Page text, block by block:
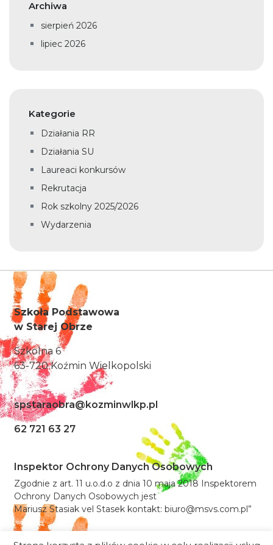
Archiwa
sierpień 2026
lipiec 2026
Kategorie
Działania RR
Działania SU
Laureaci konkursów
Rekrutacja
Rok szkolny 2025/2026
Wydarzenia
Szkoła Podstawowa
w Starej Obrze
Szkolna 6
63-720 Koźmin Wielkopolski
spstaraobra@kozminwlkp.pl
62 721 63 27
Inspektor Ochrony Danych Osobowych
Zgodnie z art. 11 u.o.d.o z dnia 10 maja 2018 Inspektorem
Ochrony Danych Osobowych jest
Mariusz Stasiak vel Stasek kontakt: biuro@msvs.com.pl”